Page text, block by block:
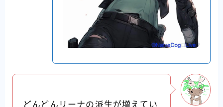
どんどんリーナの派生が増えてい